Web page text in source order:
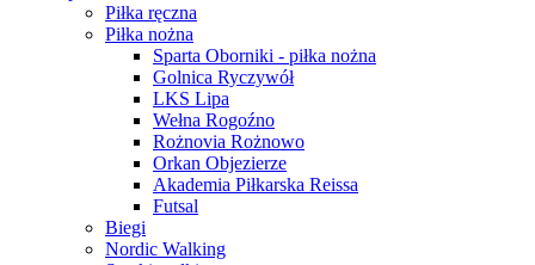
Piłka ręczna
Piłka nożna
Sparta Oborniki - piłka nożna
Golnica Ryczywół
LKS Lipa
Wełna Rogoźno
Rożnovia Rożnowo
Orkan Objezierze
Akademia Piłkarska Reissa
Futsal
Biegi
Nordic Walking